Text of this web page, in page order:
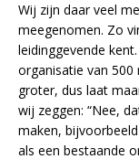
Wij zijn daar veel
meegenomen. Zo
leidinggevende
organisatie van 500
groter, dus laat
wij zeggen: “Nee,
maken,
als een bestaande